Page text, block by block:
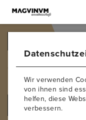
Toskana
Wir verwenden
von ihnen sind
helfen, diese
verbessern.